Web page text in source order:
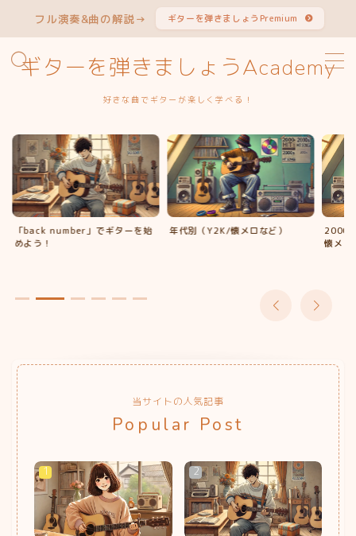
フル演奏&曲の解説→ ギターを弾きましょうPremium
ギターを弾きましょうAcademy
好きな曲でギターが楽しく学べる！
MENU
アーティストから探す
簡単コードVer.特集
ギターを学ぶ
「back number」でギターを始
めよう！
年代別（Y2K/懐メロなど）
2000
懐メロ
当サイトの人気記事
Popular Post